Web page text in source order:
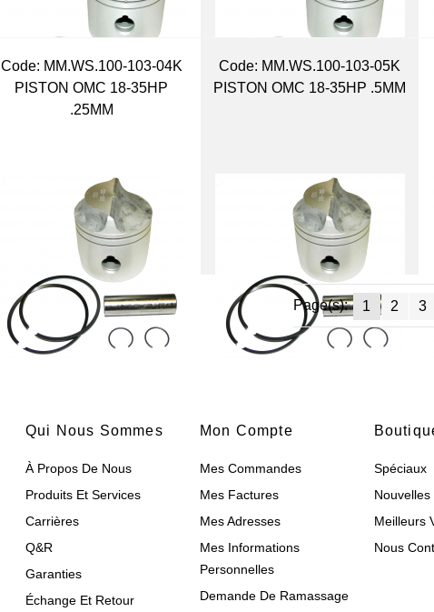
Code: MM.WS.100-103-04K
PISTON OMC 18-35HP
.25MM
Code: MM.WS.100-103-05K
PISTON OMC 18-35HP .5MM
Page(s): 1 2 3
Qui Nous Sommes
À Propos De Nous
Produits Et Services
Carrières
Q&R
Garanties
Échange Et Retour
Mon Compte
Mes Commandes
Mes Factures
Mes Adresses
Mes Informations
Personnelles
Demande De Ramassage
Spéciaux
Nouvelles
Meilleurs
Nous